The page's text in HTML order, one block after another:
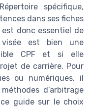
spécifique,
dans ses fiches
est donc essentiel de
est bien une
CPF et si elle
de carrière. Pour
ou numériques, il
d’arbitrage
guide sur le choix